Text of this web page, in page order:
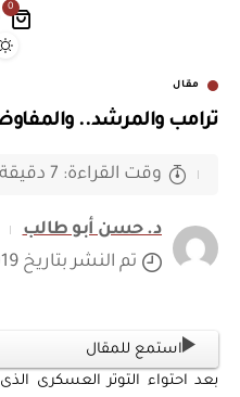
0
مقال
ترامب والمرشد..
د. حسن أبو طالب
تم النشر بتاريخ 09/06/2019
وقت القراءة: 7 دقيقة
استمع للمقال
بعد احتواء التوتر العسكرى